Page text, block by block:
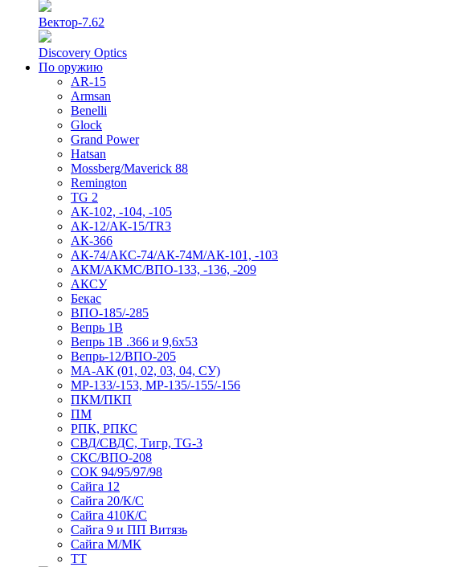
Вектор-7.62
Discovery Optics
По оружию
AR-15
Armsan
Benelli
Glock
Grand Power
Hatsan
Mossberg/Maverick 88
Remington
TG 2
АК-102, -104, -105
АК-12/АК-15/TR3
АК-366
АК-74/АКС-74/АК-74М/АК-101, -103
АКМ/АКМС/ВПО-133, -136, -209
АКСУ
Бекас
ВПО-185/-285
Вепрь 1В
Вепрь 1В .366 и 9,6х53
Вепрь-12/ВПО-205
МА-АК (01, 02, 03, 04, СУ)
МР-133/-153, МР-135/-155/-156
ПКМ/ПКП
ПМ
РПК, РПКС
СВД/СВДС, Тигр, TG-3
СКС/ВПО-208
СОК 94/95/97/98
Сайга 12
Сайга 20/К/С
Сайга 410К/С
Сайга 9 и ПП Витязь
Сайга М/МК
ТТ